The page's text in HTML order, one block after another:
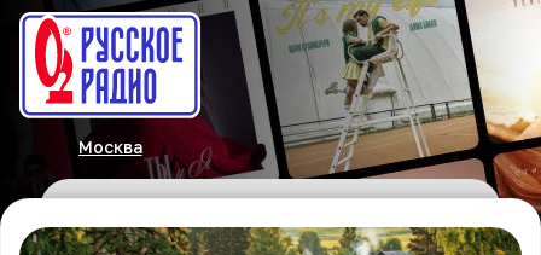
Москва